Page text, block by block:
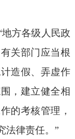
方各级人民政
关部门应当根
造假、弄虚作
，建立健全相
的考核管理，
法律责任。”